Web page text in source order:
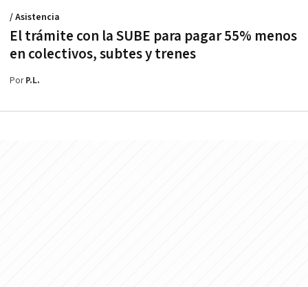
El trámite con la SUBE para pagar 55% menos
en colectivos, subtes y trenes
/ Asistencia
PorP.L.